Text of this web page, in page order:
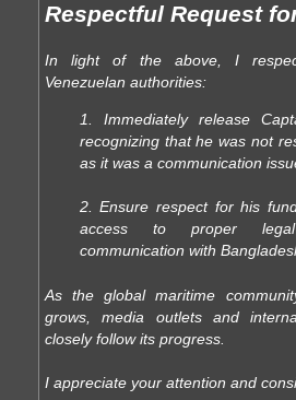
Respectful Request
In light of the above, I
Venezuelan authorities:
1. Immediately release
recognizing that he was not
as it was a communication
2. Ensure respect for his
access to proper legal
communication with
As the global maritime
grows, media outlets and
closely follow its progress.
I appreciate your attention and